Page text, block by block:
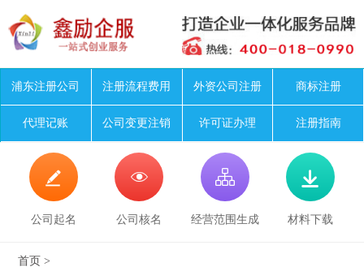
浦东注册公司 注册流程费用 外资公司注册 商标注册
代理记账 公司变更注销 许可证办理 注册指南

公司起名

公司核名

经营范围生成

材料下载
首页 >